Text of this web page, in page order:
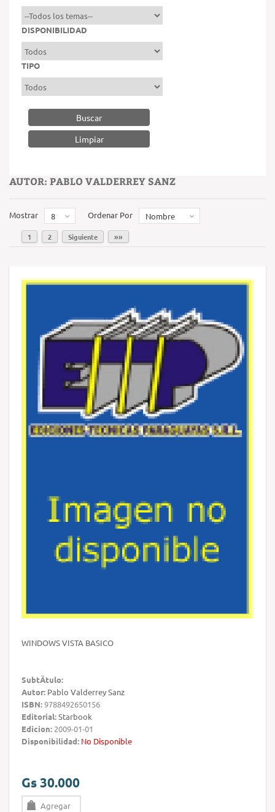
DISPONIBILIDAD
TIPO
Buscar
AUTOR: PABLO VALDERREY SANZ
Mostrar 8 Ordenar Por Nombre
1 2 Siguiente »»
WINDOWS VISTA BASICO
SubtÃ­tulo:
Autor: Pablo Valderrey Sanz
ISBN:9788492650156
Editorial:Starbook
Edicion: 2009-01-01
Disponibilidad: No Disponible
Gs 30.000
Agregar